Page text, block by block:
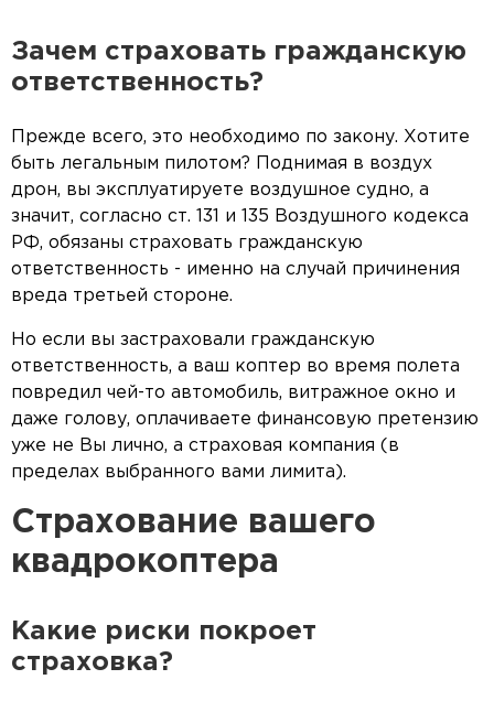
Зачем страховать гражданскую
ответственность?
Прежде всего, это необходимо по закону. Хотите
быть легальным пилотом? Поднимая в воздух
дрон, вы эксплуатируете воздушное судно, а
значит, согласно ст. 131 и 135 Воздушного кодекса
РФ, обязаны страховать гражданскую
ответственность - именно на случай причинения
вреда третьей стороне.
Но если вы застраховали гражданскую
ответственность, а ваш коптер во время полета
повредил чей-то автомобиль, витражное окно и
даже голову, оплачиваете финансовую претензию
уже не Вы лично, а страховая компания (в
пределах выбранного вами лимита).
Страхование вашего
квадрокоптера
Какие риски покроет
страховка?